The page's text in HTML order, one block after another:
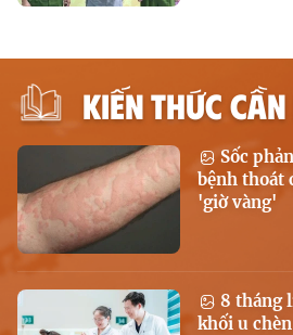
KIẾN THỨC
Sốc
bệnh thoát
'giờ vàng'
8 tháng
khối u